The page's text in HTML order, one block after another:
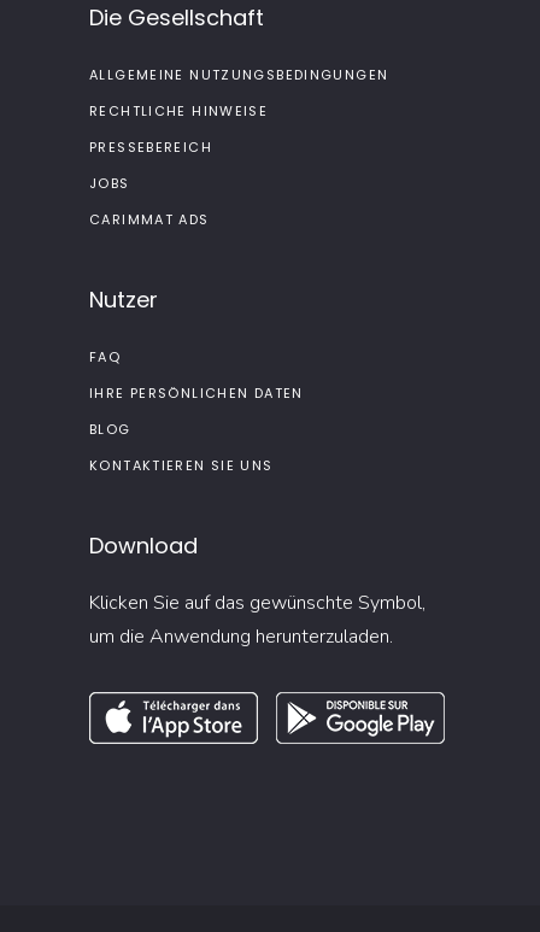
Die Gesellschaft
ALLGEMEINE NUTZUNGSBEDINGUNGEN
RECHTLICHE HINWEISE
PRESSEBEREICH
JOBS
CARIMMAT ADS
Nutzer
FAQ
IHRE PERSÖNLICHEN DATEN
BLOG
KONTAKTIEREN SIE UNS
Download
Klicken Sie auf das gewünschte Symbol,
um die Anwendung herunterzuladen.